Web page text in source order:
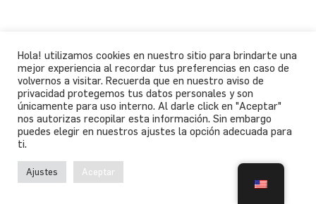
Hola! utilizamos cookies en nuestro sitio para brindarte una
mejor experiencia al recordar tus preferencias en caso de
volvernos a visitar. Recuerda que en nuestro aviso de
privacidad protegemos tus datos personales y son
únicamente para uso interno. Al darle click en "Aceptar"
nos autorizas recopilar esta información. Sin embargo
puedes elegir en nuestros ajustes la opción adecuada para
ti.
Ajustes Aceptar